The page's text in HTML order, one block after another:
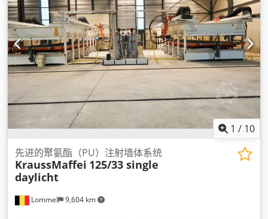
1 / 10
Lommel 9,604 km
先进的聚氨酯（PU）注射墙体系统
KraussMaffei 125/33 single
daylicht